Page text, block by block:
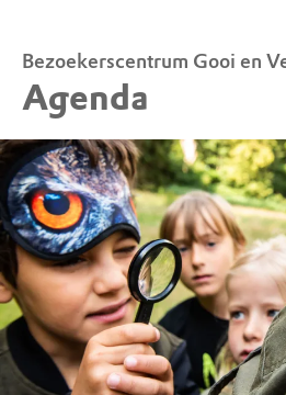
Bezoekerscentrum Gooi en
Agenda